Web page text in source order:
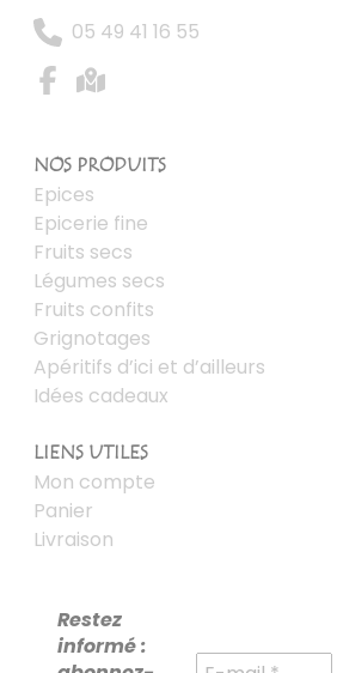
05 49 41 16 55
NOS PRODUITS
Epices
Epicerie fine
Fruits secs
Légumes secs
Fruits confits
Grignotages
Apéritifs d’ici et d’ailleurs
Idées cadeaux
LIENS UTILES
Mon compte
Panier
Livraison
Restez
informé :